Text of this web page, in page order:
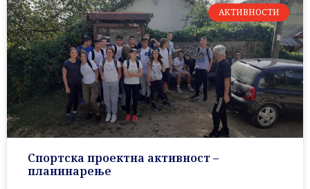
АКТИВНОСТИ
Спортска проектна активност –
планинарење